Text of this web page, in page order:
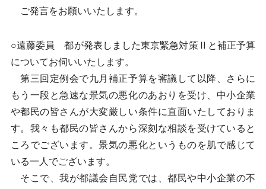
ご発言をお願いいたします。
○遠藤委員 都が発表しました東京緊急対策Ⅱと補正予算
についてお伺いいたします。
第三回定例会で九月補正予算を審議して以降、さらに
もう一段と急速な景気の悪化のあおりを受け、中小企業
や都民の皆さんが大変厳しい条件に直面いたしておりま
す。我々も都民の皆さんから深刻な相談を受けていると
ころでございます。景気の悪化というものを肌で感じて
いる一人でございます。
そこで、我が都議会自民党では、都民や中小企業の不